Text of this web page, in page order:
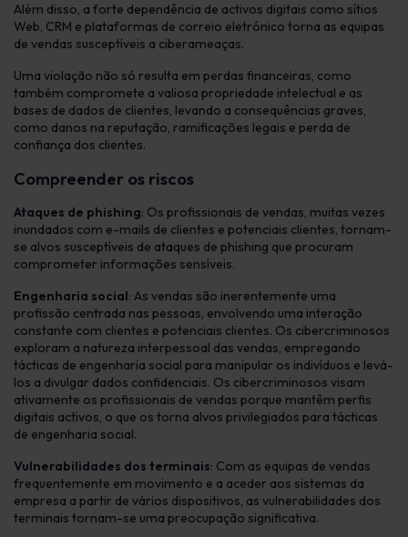
Além disso, a forte dependência de activos digitais como sítios
Web, CRM e plataformas de correio eletrónico torna as equipas
de vendas susceptíveis a ciberameaças.
Uma violação não só resulta em perdas financeiras, como
também compromete a valiosa propriedade intelectual e as
bases de dados de clientes, levando a consequências graves,
como danos na reputação, ramificações legais e perda de
confiança dos clientes.
Compreender os riscos
Ataques de phishing: Os profissionais de vendas, muitas vezes
inundados com e-mails de clientes e potenciais clientes, tornam-
se alvos susceptíveis de ataques de phishing que procuram
comprometer informações sensíveis.
Engenharia social: As vendas são inerentemente uma
profissão centrada nas pessoas, envolvendo uma interação
constante com clientes e potenciais clientes. Os cibercriminosos
exploram a natureza interpessoal das vendas, empregando
tácticas de engenharia social para manipular os indivíduos e levá-
los a divulgar dados confidenciais. Os cibercriminosos visam
ativamente os profissionais de vendas porque mantêm perfis
digitais activos, o que os torna alvos privilegiados para tácticas
de engenharia social.
Vulnerabilidades dos terminais: Com as equipas de vendas
frequentemente em movimento e a aceder aos sistemas da
empresa a partir de vários dispositivos, as vulnerabilidades dos
terminais tornam-se uma preocupação significativa.